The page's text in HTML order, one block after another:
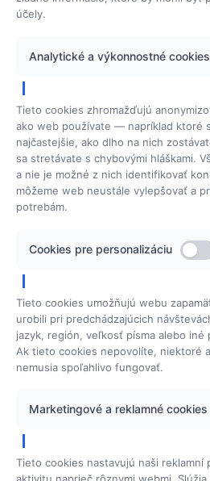
Softvér
Servis
Cookies
Mgr. Jana Polanská
Sadová 29
IČO: 35 462 566
DIČ: 1043363123
​IČ DPH: SK1043363123
účely.
Analytické a výkonnostné cookies
Tieto cookies zhromažďujú
ako web používate — napríklad ktoré
najčastejšie, ako dlho na nich
sa stretávate s chybovými hláškami.
a nie je možné z nich identifikovať
môžeme web neustále vylepšovať a
potrebám.
Cookies pre personalizáciu
Tieto cookies umožňujú webu
urobili pri predchádzajúcich
jazyk, región, veľkosť písma alebo iné
Ak tieto cookies nepovolíte, niektoré
nemusia spoľahlivo fungovať.
Marketingové a reklamné cookies
Tieto cookies nastavujú naši reklamní